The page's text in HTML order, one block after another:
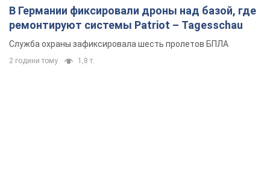
В Германии фиксировали дроны над базой, где
ремонтируют системы Patriot – Tagesschau
Служба охраны зафиксировала шесть пролетов БПЛА
2 години тому 1,8 т.